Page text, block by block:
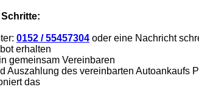
0152 / 55457304 oder eine Nachricht
erhalten
gemeinsam Vereinbaren
Auszahlung des vereinbarten Autoankaufs
das